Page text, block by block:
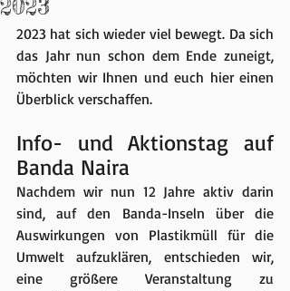
2023
2023 hat sich wieder viel bewegt. Da sich
das Jahr nun schon dem Ende zuneigt,
möchten wir Ihnen und euch hier einen
Überblick verschaffen.
Info- und Aktionstag auf
Banda Naira
Nachdem wir nun 12 Jahre aktiv darin
sind, auf den Banda-Inseln über die
Auswirkungen von Plastikmüll für die
Umwelt aufzuklären, entschieden wir,
eine größere Veranstaltung zu